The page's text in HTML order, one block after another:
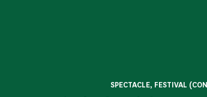
SPECTACLE, FESTIVAL